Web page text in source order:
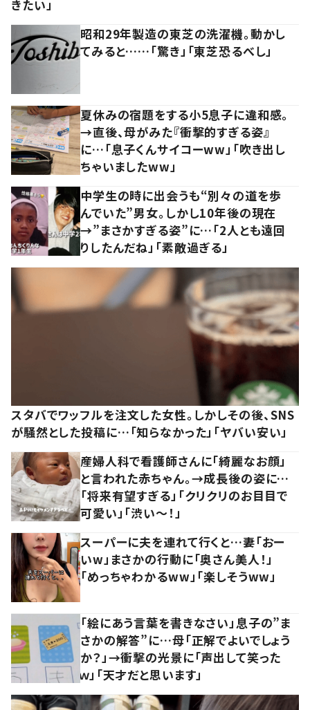
きたい」
昭和29年製造の東芝の洗濯機。動かし
てみると……「驚き」「東芝恐るべし」
夏休みの宿題をする小5息子に違和感。
→直後、母がみた『衝撃的すぎる姿』
に…「息子くんサイコーww」「吹き出し
ちゃいましたww」
中学生の時に出会うも“別々の道を歩
んでいた”男女。しかし10年後の現在
→”まさかすぎる姿”に…「2人とも遠回
りしたんだね」「素敵過ぎる」
スタバでワッフルを注文した女性。しかしその後、SNS
が騒然とした投稿に…「知らなかった」「ヤバい安い」
産婦人科で看護師さんに「綺麗なお顔」
と言われた赤ちゃん。→成長後の姿に…
「将来有望すぎる」「クリクリのお目目で
可愛い」「渋い～！」
スーパーに夫を連れて行くと…妻「おー
いw」まさかの行動に「奥さん美人！」
「めっちゃわかるww」「楽しそうww」
「絵にあう言葉を書きなさい」息子の”ま
さかの解答”に…母「正解でよいでしょう
か？」→衝撃の光景に「声出して笑った
ｗ」「天才だと思います」